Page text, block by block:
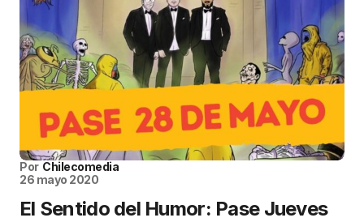
Por Chilecomedia
26 mayo 2020
El Sentido del Humor: Pase Jueves